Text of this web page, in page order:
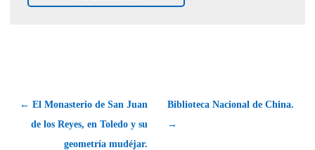
← El Monasterio de San Juan
de los Reyes, en Toledo y su
geometría mudéjar.
Biblioteca Nacional de China.
→